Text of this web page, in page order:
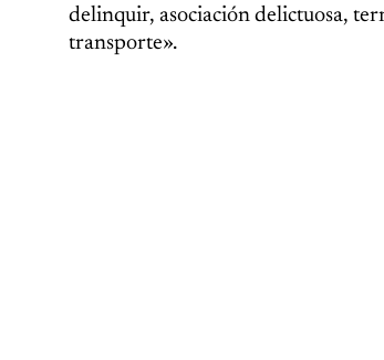
delinquir, asociación delictuosa,
transporte».